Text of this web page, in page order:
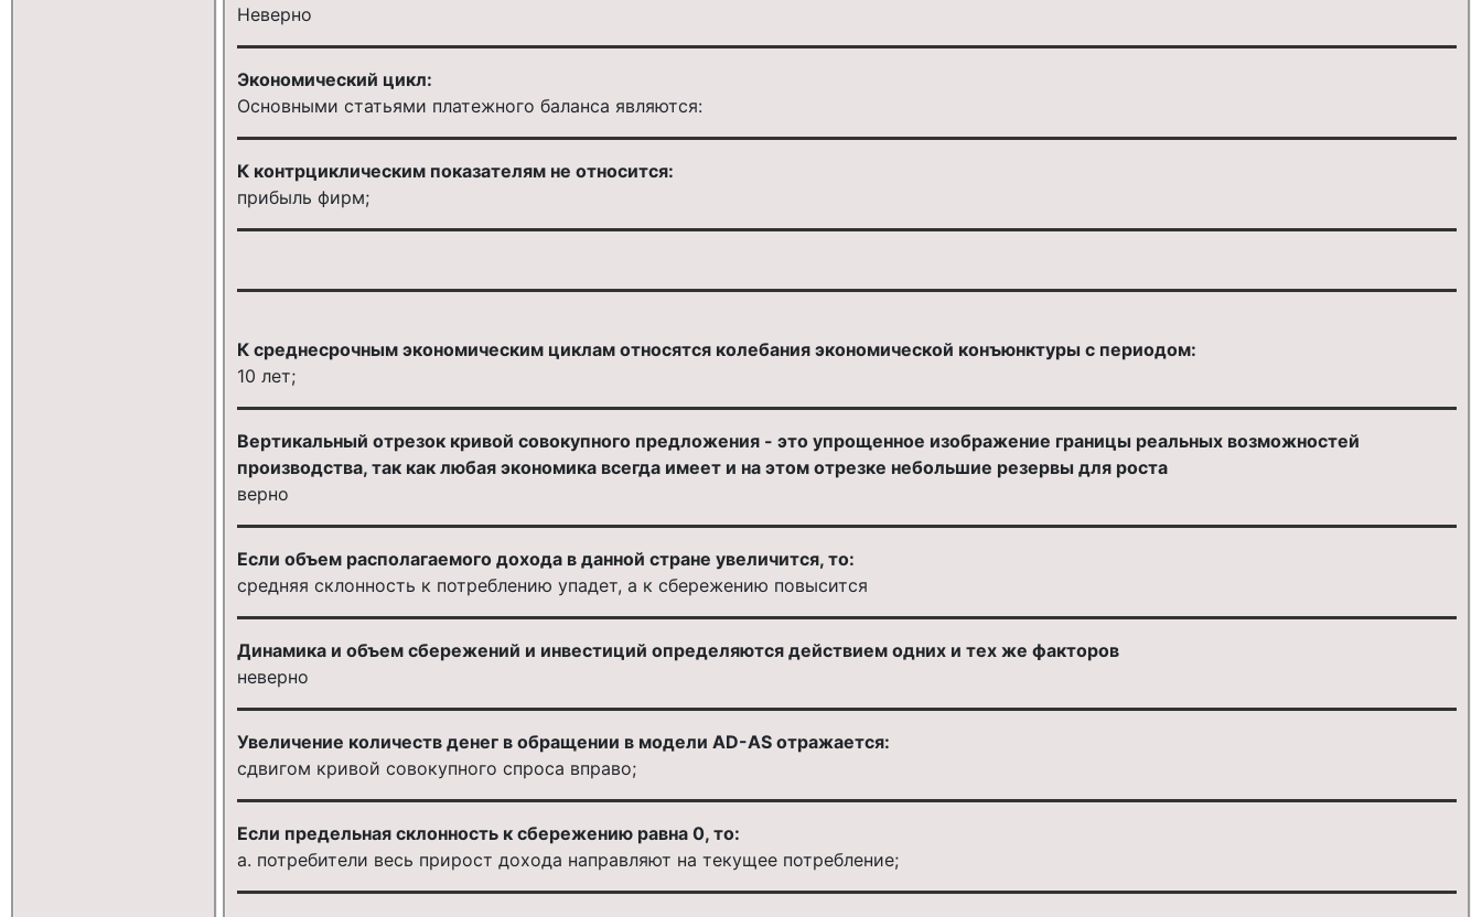
Неверно
Экономический цикл:
Основными статьями платежного баланса являются:
К контрциклическим показателям не относится:
прибыль фирм;
К среднесрочным экономическим циклам относятся колебания экономической конъюнктуры с периодом:
10 лет;
Вертикальный отрезок кривой совокупного предложения - это упрощенное изображение границы реальных возможностей
производства, так как любая экономика всегда имеет и на этом отрезке небольшие резервы для роста
верно
Если объем располагаемого дохода в данной стране увеличится, то:
средняя склонность к потреблению упадет, а к сбережению повысится
Динамика и объем сбережений и инвестиций определяются действием одних и тех же факторов
неверно
Увеличение количеств денег в обращении в модели AD-AS отражается:
сдвигом кривой совокупного спроса вправо;
Если предельная склонность к сбережению равна 0, то:
a. потребители весь прирост дохода направляют на текущее потребление;